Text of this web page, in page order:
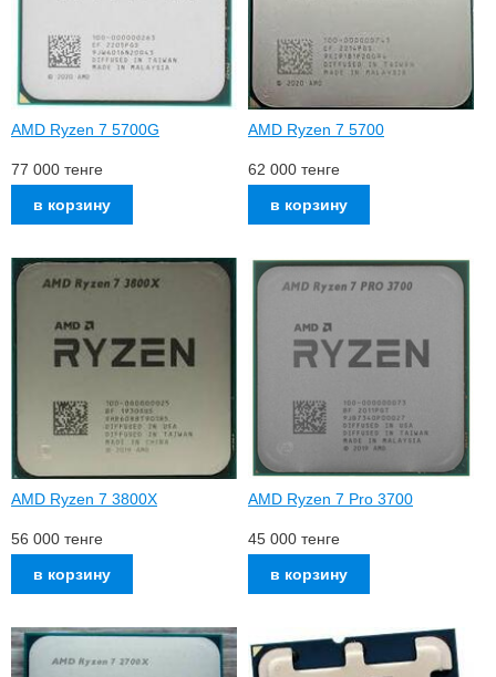
AMD Ryzen 7 5700G
77 000 тенге
AMD Ryzen 7 5700
62 000 тенге
AMD Ryzen 7 3800X
56 000 тенге
AMD Ryzen 7 Pro 3700
45 000 тенге